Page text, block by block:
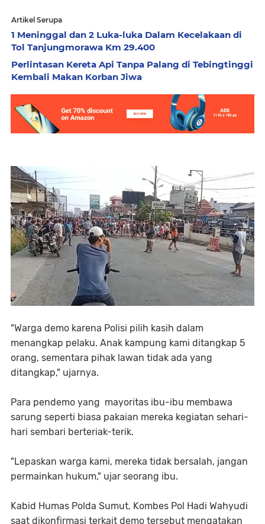
Artikel Serupa
1 Meninggal dan 2 Luka-luka Dalam Kecelakaan di
Tol Tanjungmorawa Km 29.400
Perlintasan Kereta Api Tanpa Palang di Tebingtinggi
Kembali Makan Korban Jiwa
"Warga demo karena Polisi pilih kasih dalam
menangkap pelaku. Anak kampung kami ditangkap 5
orang, sementara pihak lawan tidak ada yang
ditangkap," ujarnya.
Para pendemo yang mayoritas ibu-ibu membawa
sarung seperti biasa pakaian mereka kegiatan sehari-
hari sembari berteriak-terik.
"Lepaskan warga kami, mereka tidak bersalah, jangan
permainkan hukum," ujar seorang ibu.
Kabid Humas Polda Sumut, Kombes Pol Hadi Wahyudi
saat dikonfirmasi terkait demo tersebut mengatakan